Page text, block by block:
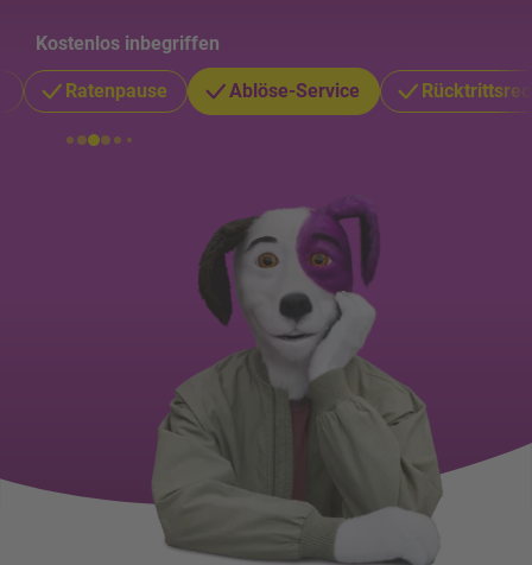
Kostenlos inbegriffen
Ratenpause Ablöse-Service